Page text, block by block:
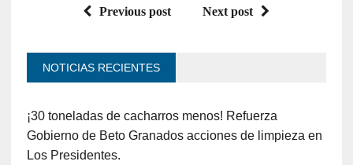
Previous post Next post
NOTICIAS RECIENTES
¡30 toneladas de cacharros menos! Refuerza
Gobierno de Beto Granados acciones de limpieza en
Los Presidentes.